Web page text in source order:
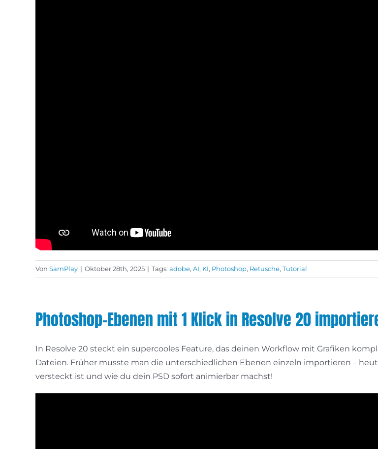
Von SamPlay | Oktober 28th, 2025 | Tags: adobe, AI, KI, Photoshop, Retusche, Tutorial
Photoshop-Ebenen mit 1 Klick in Resolve 20
In Resolve 20 steckt ein supercooles Feature, das deinen Workflow mit Grafiken
Dateien. Früher musste man die unterschiedlichen Ebenen einzeln importieren –
versteckt ist und wie du dein PSD sofort animierbar machst!